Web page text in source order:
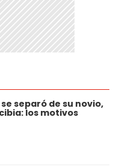
separó de su novio,
los motivos